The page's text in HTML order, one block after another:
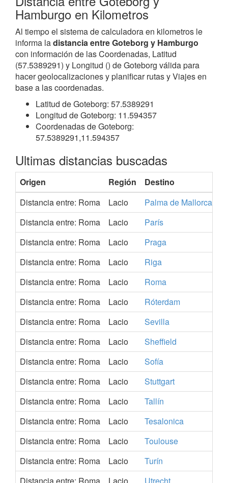
Hamburgo en Kilometros
Al tiempo el sistema de calculadora en kilometros le
informa ladistancia entre Goteborg y Hamburgo
con información de las Coordenadas, Latitud
(57.5389291) y Longitud () de Goteborg válida para
hacer geolocalizaciones y planificar rutas y Viajes en
base a las coordenadas.
Latitud de Goteborg: 57.5389291
Longitud de Goteborg: 11.594357
Coordenadas de Goteborg:
57.5389291,11.594357
Ultimas distancias buscadas
Origen Región Destino
Distancia entre: Roma
Lacio Palma de Mallorca
Distancia entre: Roma
Lacio París
Distancia entre: Roma
Lacio Praga
Distancia entre: Roma
Lacio Riga
Distancia entre: Roma
Lacio Roma
Distancia entre: Roma
Lacio Róterdam
Distancia entre: Roma
Lacio Sevilla
Distancia entre: Roma
Lacio Sheffield
Distancia entre: Roma
Lacio Sofía
Distancia entre: Roma
Lacio Stuttgart
Distancia entre: Roma
Lacio Tallín
Distancia entre: Roma
Lacio Tesalonica
Distancia entre: Roma
Lacio Toulouse
Distancia entre: Roma
Lacio Turín